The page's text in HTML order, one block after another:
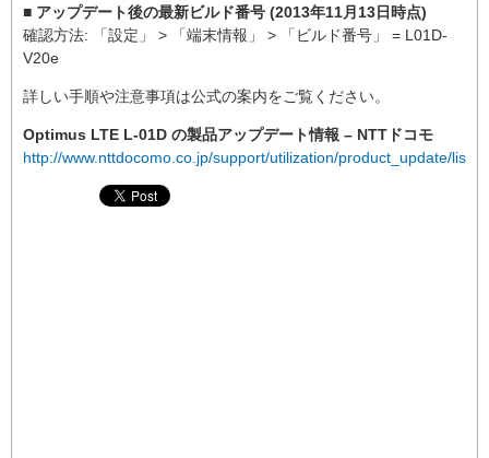
■ アップデート後の最新ビルド番号 (2013年11月13日時点)
確認方法: 「設定」 > 「端末情報」 > 「ビルド番号」 = L01D-
V20e
詳しい手順や注意事項は公式の案内をご覧ください。
Optimus LTE L-01D の製品アップデート情報 – NTTドコモ
http://www.nttdocomo.co.jp/support/utilization/product_update/list/